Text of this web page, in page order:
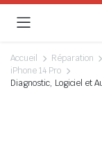
Accueil Réparation
iPhone 14 Pro
Diagnostic, Logiciel et